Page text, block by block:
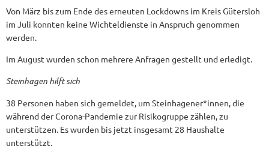
Von März bis zum Ende des erneuten Lockdowns im Kreis Gütersloh
im Juli konnten keine Wichteldienste in Anspruch genommen
werden.
Im August wurden schon mehrere Anfragen gestellt und erledigt.
Steinhagen hilft sich
38 Personen haben sich gemeldet, um Steinhagener*innen, die
während der Corona-Pandemie zur Risikogruppe zählen, zu
unterstützen. Es wurden bis jetzt insgesamt 28 Haushalte
unterstützt.